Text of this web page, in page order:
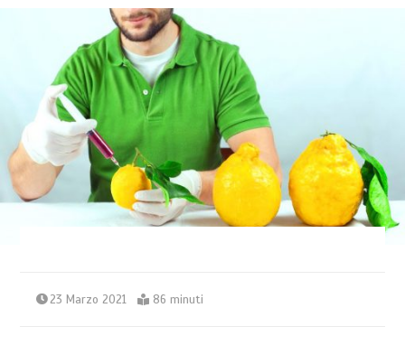
23 Marzo 2021 86 minuti